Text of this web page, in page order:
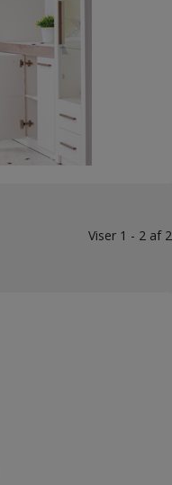
Viser 1 - 2 af 2